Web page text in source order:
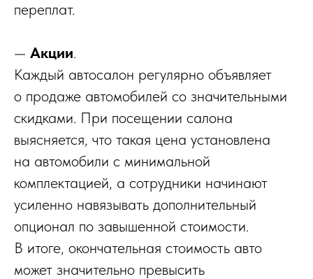
переплат.
— Акции.
Каждый автосалон регулярно объявляет
о продаже автомобилей со значительными
скидками. При посещении салона
выясняется, что такая цена установлена
на автомобили с минимальной
комплектацией, а сотрудники начинают
усиленно навязывать дополнительный
опционал по завышенной стоимости.
В итоге, окончательная стоимость авто
может значительно превысить